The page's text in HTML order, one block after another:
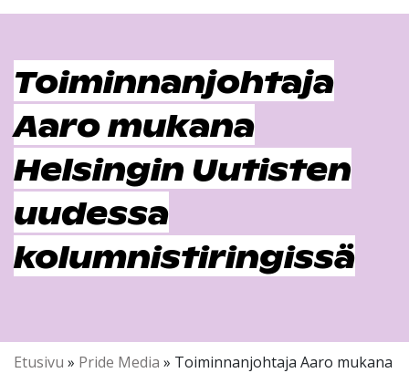
Toiminnanjohtaja
Aaro mukana
Helsingin Uutisten
uudessa
kolumnistiringissä
Etusivu » Pride Media » Toiminnanjohtaja Aaro mukana